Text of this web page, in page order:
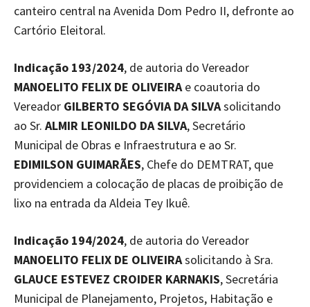
canteiro central na Avenida Dom Pedro II, defronte ao
Cartório Eleitoral.
Indicação 193/2024, de autoria do Vereador
MANOELITO FELIX DE OLIVEIRA e coautoria do
Vereador GILBERTO SEGÓVIA DA SILVAsolicitando
ao Sr. ALMIR LEONILDO DA SILVA, Secretário
Municipal de Obras e Infraestrutura e ao Sr.
EDIMILSON GUIMARÃES, Chefe do DEMTRAT, que
providenciem a colocação de placas de proibição de
lixo na entrada da Aldeia Tey Ikuê.
Indicação 194/2024, de autoria do Vereador
MANOELITO FELIX DE OLIVEIRAsolicitando à Sra.
GLAUCE ESTEVEZ CROIDER KARNAKIS, Secretária
Municipal de Planejamento, Projetos, Habitação e